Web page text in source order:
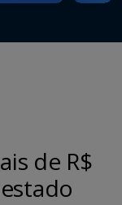
de R$